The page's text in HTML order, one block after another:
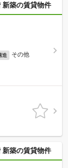
新築の賃貸物件
造 その他
新築の賃貸物件